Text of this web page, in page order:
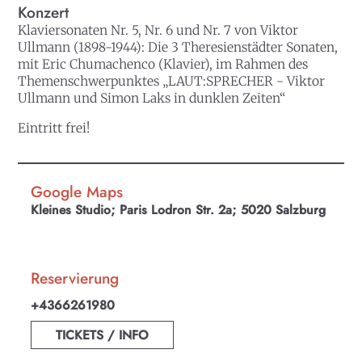
Konzert
Klaviersonaten Nr. 5, Nr. 6 und Nr. 7 von Viktor
Ullmann (1898-1944): Die 3 Theresienstädter Sonaten,
mit Eric Chumachenco (Klavier), im Rahmen des
Themenschwerpunktes „LAUT:SPRECHER - Viktor
Ullmann und Simon Laks in dunklen Zeiten“
Eintritt frei!
Google Maps
Kleines Studio; Paris Lodron Str. 2a; 5020 Salzburg
Reservierung
+4366261980
TICKETS / INFO